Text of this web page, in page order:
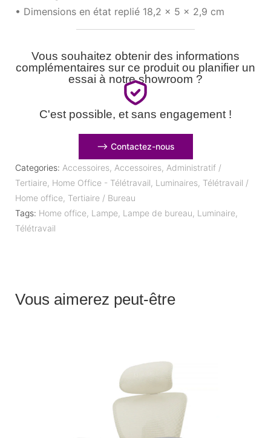
• Dimensions en état replié 18,2 x 5 x 2,9 cm
Vous souhaitez obtenir des informations
complémentaires sur ce produit ou planifier un
essai à notre showroom ?
C'est possible, et sans engagement !
⟶ Contactez-nous
Categories: Accessoires, Accessoires, Administratif /
Tertiaire, Home Office - Télétravail, Luminaires, Télétravail /
Home office, Tertiaire / Bureau
Tags: Home office, Lampe, Lampe de bureau, Luminaire,
Télétravail
Vous aimerez peut-être